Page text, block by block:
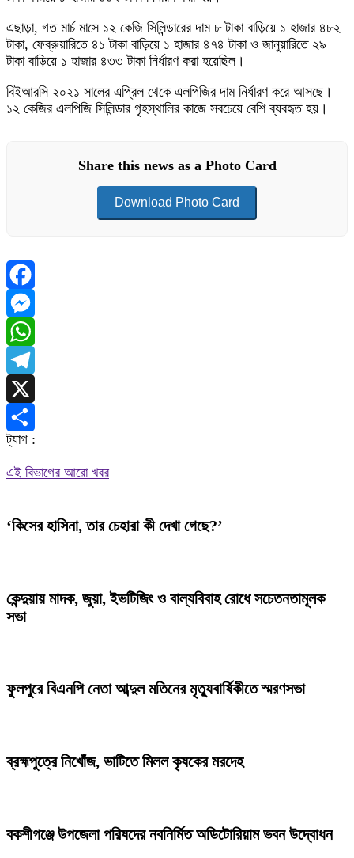
এছাড়া, গত মার্চ মাসে ১২ কেজি সিলিন্ডারের দাম ৮ টাকা বাড়িয়ে ১ হাজার ৪৮২
টাকা, ফেব্রুয়ারিতে ৪১ টাকা বাড়িয়ে ১ হাজার ৪৭৪ টাকা ও জানুয়ারিতে ২৯
টাকা বাড়িয়ে ১ হাজার ৪৩৩ টাকা নির্ধারণ করা হয়েছিল।
বিইআরসি ২০২১ সালের এপ্রিল থেকে এলপিজির দাম নির্ধারণ করে আসছে।
১২ কেজির এলপিজি সিলিন্ডার গৃহস্থালির কাজে সবচেয়ে বেশি ব্যবহৃত হয়।
Share this news as a Photo Card
Download Photo Card
Facebook
Messenger
WhatsApp
Telegram
X
Share
ট্যাগ :
এই বিভাগের আরো খবর
‘কিসের হাসিনা, তার চেহারা কী দেখা গেছে?’
কেন্দুয়ায় মাদক, জুয়া, ইভটিজিং ও বাল্যবিবাহ রোধে সচেতনতামূলক
সভা
ফুলপুরে বিএনপি নেতা আব্দুল মতিনের মৃত্যুবার্ষিকীতে স্মরণসভা
ব্রহ্মপুত্রে নিখোঁজ, ভাটিতে মিলল কৃষকের মরদেহ
বকশীগঞ্জে উপজেলা পরিষদের নবনির্মিত অডিটোরিয়াম ভবন উদ্বোধন